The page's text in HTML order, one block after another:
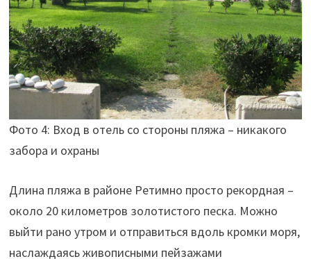
Фото 4: Вход в отель со стороны пляжа – никакого
забора и охраны
Длина пляжа в районе Ретимно просто рекордная –
около 20 километров золотистого песка. Можно
выйти рано утром и отправиться вдоль кромки моря,
наслаждаясь живописными пейзажами